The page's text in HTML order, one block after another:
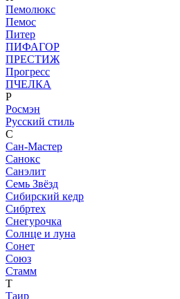
Пемолюкс
Пемос
Питер
ПИФАГОР
ПРЕСТИЖ
Прогресс
ПЧЕЛКА
Р
Росмэн
Русский стиль
С
Сан-Мастер
Санокс
Санэлит
Семь Звёзд
Сибирский кедр
Сибртех
Снегурочка
Солнце и луна
Сонет
Союз
Стамм
Т
Таир